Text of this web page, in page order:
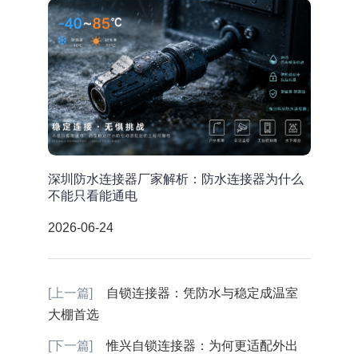
深圳防水连接器厂家解析：防水连接器为什么
不能只看能通电
2026-06-24
[上一篇]
自锁连接器：凭防水与稳定成温室
大棚首选
[下一篇]
惟兴自锁连接器：为何更适配外出